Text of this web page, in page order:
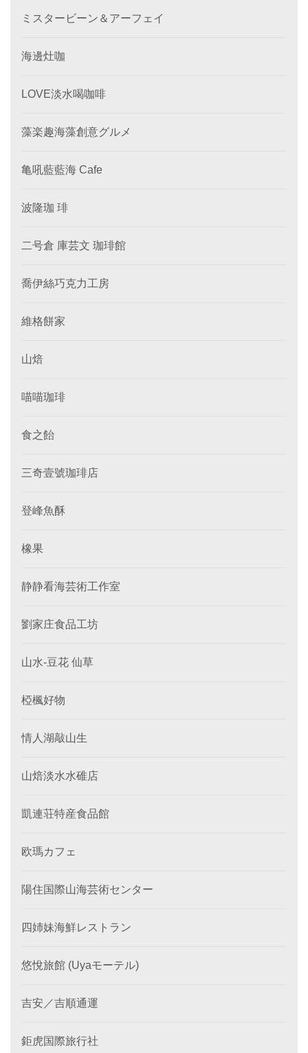
ミスタービーン＆アーフェイ
海邊灶咖
LOVE淡水喝咖啡
藻楽趣海藻創意グルメ
亀吼藍藍海 Cafe
波隆珈 琲
二号倉 庫芸文 珈琲館
喬伊絲巧克力工房
維格餅家
山焙
喵喵珈琲
食之飴
三奇壹號珈琲店
登峰魚酥
橡果
静静看海芸術工作室
劉家庄食品工坊
山水-豆花 仙草
椏楓好物
情人湖敲山生
山焙淡水水碓店
凱連荘特産食品館
欧瑪カフェ
陽住国際山海芸術センター
四姉妹海鮮レストラン
悠悅旅館 (Uyaモーテル)
吉安／吉順通運
鉅虎国際旅行社